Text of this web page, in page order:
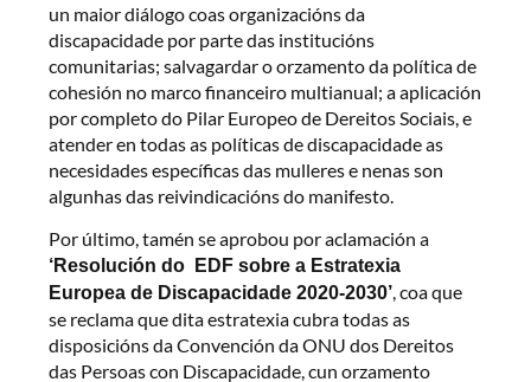
un maior diálogo coas organizacións da
discapacidade por parte das institucións
comunitarias; salvagardar o orzamento da política de
cohesión no marco financeiro multianual; a aplicación
por completo do Pilar Europeo de Dereitos Sociais, e
atender en todas as políticas de discapacidade as
necesidades específicas das mulleres e nenas son
algunhas das reivindicacións do manifesto.
Por último, tamén se aprobou por aclamación a
‘Resolución do EDF sobre a Estratexia
Europea de Discapacidade 2020-2030’, coa que
se reclama que dita estratexia cubra todas as
disposicións da Convención da ONU dos Dereitos
das Persoas con Discapacidade, cun orzamento